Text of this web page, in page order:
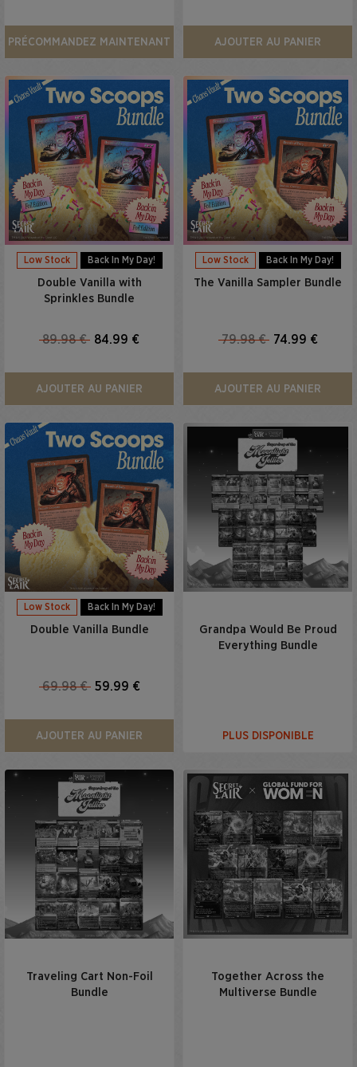
PRÉCOMMANDEZ MAINTENANT AJOUTER AU PANIER
Low Stock Back In My Day!
Double Vanilla with
Sprinkles Bundle
89.98 € 84.99 €
AJOUTER AU PANIER
Low Stock Back In My Day!
The Vanilla Sampler Bundle
79.98 € 74.99 €
AJOUTER AU PANIER
Low Stock Back In My Day!
Double Vanilla Bundle
69.98 € 59.99 €
AJOUTER AU PANIER
Grandpa Would Be Proud
Everything Bundle
PLUS DISPONIBLE
Traveling Cart Non-Foil
Bundle
Together Across the
Multiverse Bundle